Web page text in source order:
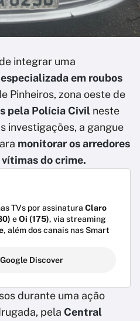
integrar uma
em roubos
Pinheiros, zona oeste de
pela Polícia Civil neste
investigações, a gangue
monitorar os arredores
do crime.
TVs por assinatura Claro
eOi (175), via streaming
, além dos canais nas Smart
Discover
durante uma ação
pela Central